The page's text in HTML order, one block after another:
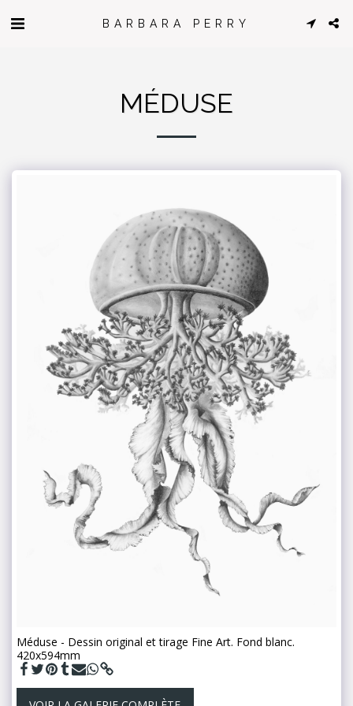
BARBARA PERRY
MÉDUSE
Méduse - Dessin original et tirage Fine Art. Fond blanc.
420x594mm